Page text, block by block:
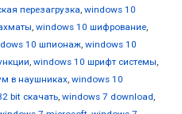
перезагрузка, windows 10
, windows 10 шифрование,
10 шпионаж, windows 10
, windows 10 шрифт системы,
в наушниках, windows 10
bit скачать, windows 7 download,